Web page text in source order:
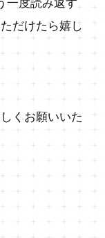
だけたら嬉し
くお願いいた